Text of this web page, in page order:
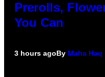
Prerolls,
You Can
3 hours agoBy Maha Haq